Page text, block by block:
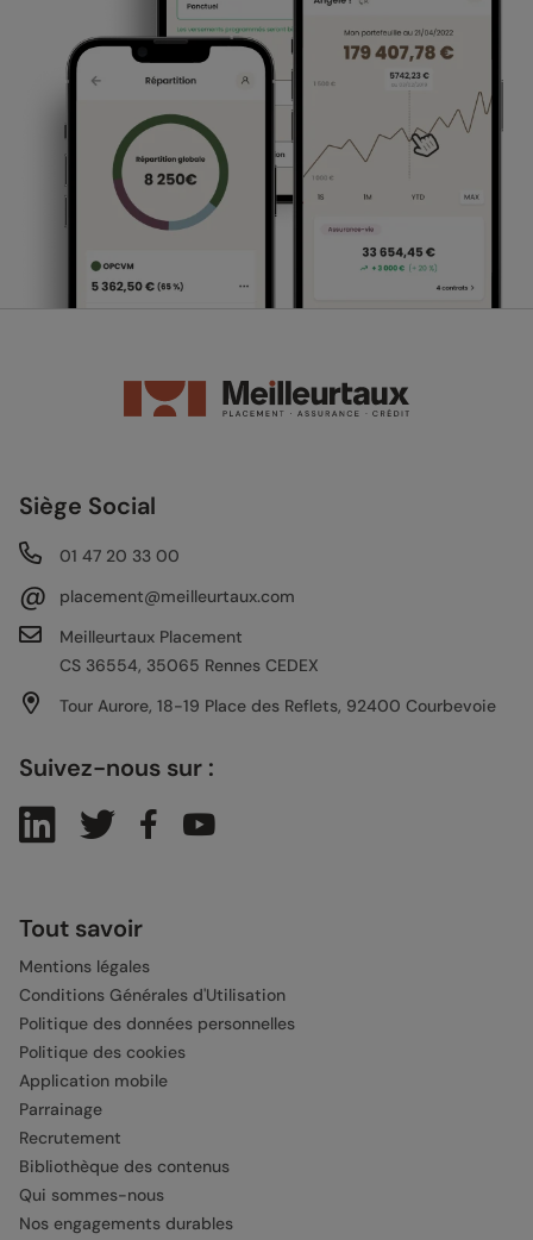
Siège Social
01 47 20 33 00
@
placement@meilleurtaux.com
Meilleurtaux Placement
CS 36554, 35065 Rennes CEDEX
Tour Aurore, 18-19 Place des Reflets, 92400 Courbevoie
Suivez-nous sur :
Tout savoir
Mentions légales
Conditions Générales d'Utilisation
Politique des données personnelles
Politique des cookies
Application mobile
Parrainage
Recrutement
Bibliothèque des contenus
Qui sommes-nous
Nos engagements durables